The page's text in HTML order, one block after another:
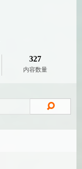
327
内容数量